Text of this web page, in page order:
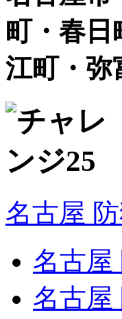
町・春日
江町・弥
名古屋
名古屋
名古屋